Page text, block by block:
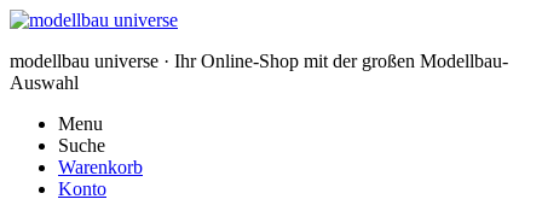
modellbau universe · Ihr Online-Shop mit der großen Modellbau-
Auswahl
Menu
Suche
Warenkorb
Konto